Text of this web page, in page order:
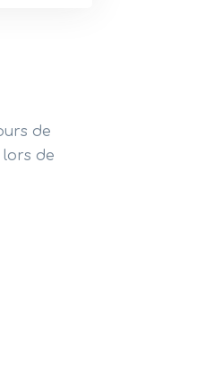
de
de